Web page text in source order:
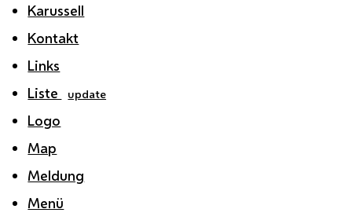
Karussell
Kontakt
Links
Liste
update
Logo
Map
Meldung
Menü